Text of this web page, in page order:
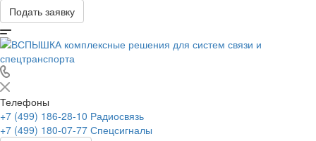
Подать заявку
Телефоны
+7 (499) 186-28-10 Радиосвязь
+7 (499) 180-07-77 Спецсигналы